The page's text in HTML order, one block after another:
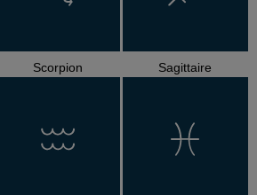
Scorpion Sagittaire